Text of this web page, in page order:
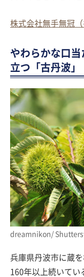
株式会社無手無冠（
やわらかな口
立つ「古丹波」
dreamnikon/
兵庫県丹波市に蔵
160年以上続いてい